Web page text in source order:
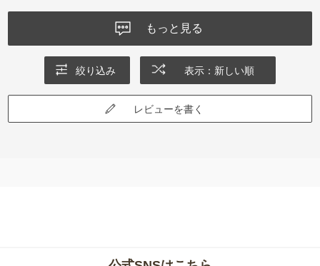
もっと見る
絞り込み 表示：新しい順
レビューを書く